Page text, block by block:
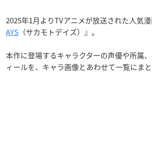
2025年1月よりTVアニメが放送された人気
AYS （サカモトデイズ）』。
本作に登場するキャラクターの声優や所属
ィールを、キャラ画像とあわせて一覧にま